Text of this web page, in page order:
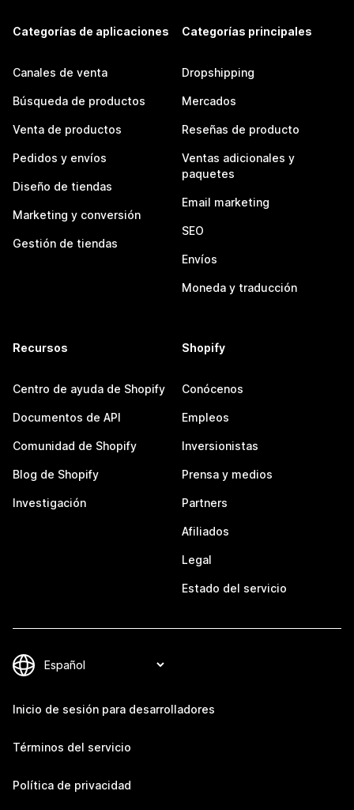
Categorías de aplicaciones
Canales de venta
Búsqueda de productos
Venta de productos
Pedidos y envíos
Diseño de tiendas
Marketing y conversión
Gestión de tiendas
Categorías principales
Dropshipping
Mercados
Reseñas de producto
Ventas adicionales y
paquetes
Email marketing
SEO
Envíos
Moneda y traducción
Recursos
Centro de ayuda de Shopify
Documentos de API
Comunidad de Shopify
Blog de Shopify
Investigación
Shopify
Conócenos
Empleos
Inversionistas
Prensa y medios
Partners
Afiliados
Legal
Estado del servicio
Inicio de sesión para desarrolladores
Términos del servicio
Política de privacidad